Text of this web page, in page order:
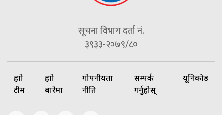
सूचना विभाग दर्ता नं.
३९३३-२०७९/८०
हाम्रो
टीम
हाम्रो
बारेमा
गोपनीयता
नीति
सम्पर्क
गर्नुहोस्
यूनिकोड